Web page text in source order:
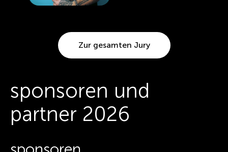
Zur gesamten Jury
sponsoren und
partner 2026